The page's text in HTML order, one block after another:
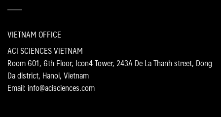
VIETNAM OFFICE
ACI SCIENCES VIETNAM
Room 601, 6th Floor, Icon4 Tower, 243A De La Thanh street, Dong
Da district, Hanoi, Vietnam
Email: info@acisciences.com